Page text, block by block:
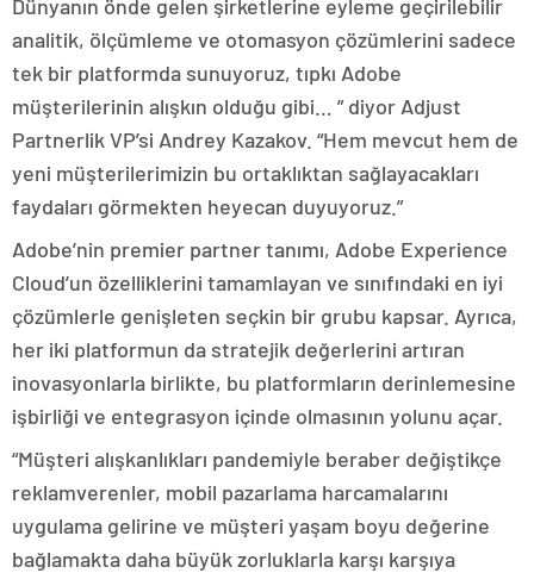
Dünyanın önde gelen şirketlerine eyleme geçirilebilir
analitik, ölçümleme ve otomasyon çözümlerini sadece
tek bir platformda sunuyoruz, tıpkı Adobe
müşterilerinin alışkın olduğu gibi… ” diyor Adjust
Partnerlik VP’si Andrey Kazakov. “Hem mevcut hem de
yeni müşterilerimizin bu ortaklıktan sağlayacakları
faydaları görmekten heyecan duyuyoruz.”
Adobe’nin premier partner tanımı, Adobe Experience
Cloud’un özelliklerini tamamlayan ve sınıfındaki en iyi
çözümlerle genişleten seçkin bir grubu kapsar. Ayrıca,
her iki platformun da stratejik değerlerini artıran
inovasyonlarla birlikte, bu platformların derinlemesine
işbirliği ve entegrasyon içinde olmasının yolunu açar.
“Müşteri alışkanlıkları pandemiyle beraber değiştikçe
reklamverenler, mobil pazarlama harcamalarını
uygulama gelirine ve müşteri yaşam boyu değerine
bağlamakta daha büyük zorluklarla karşı karşıya